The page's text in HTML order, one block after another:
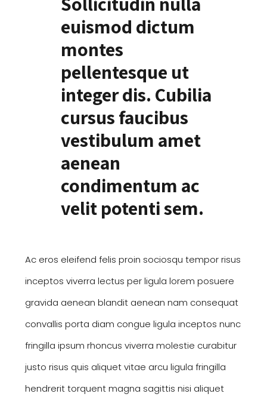
euismod dictum
montes
pellentesque ut
integer dis. Cubilia
cursus faucibus
vestibulum amet
aenean
condimentum ac
velit potenti sem.
Ac eros eleifend felis proin sociosqu tempor risus
inceptos viverra lectus per ligula lorem posuere
gravida aenean blandit aenean nam consequat
convallis porta diam congue ligula inceptos nunc
fringilla ipsum rhoncus viverra molestie curabitur
justo risus quis aliquet vitae arcu ligula fringilla
hendrerit torquent magna sagittis nisi aliquet